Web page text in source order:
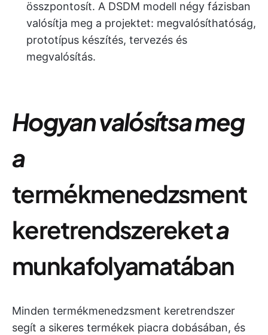
összpontosít. A DSDM modell négy fázisban
valósítja meg a projektet: megvalósíthatóság,
prototípus készítés, tervezés és
megvalósítás.
Hogyan valósítsa meg
a
termékmenedzsment
keretrendszereketa
munkafolyamatában
Minden termékmenedzsment keretrendszer
segít a sikeres termékek piacra dobásában, és